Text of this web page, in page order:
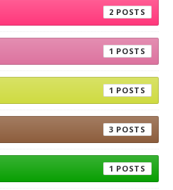
2
1
1
3
1